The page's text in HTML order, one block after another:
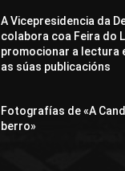
A Vicepresidencia da
colabora coa Feira do
promocionar a lectura
as súas publicacións
Fotografías de «A
berro»